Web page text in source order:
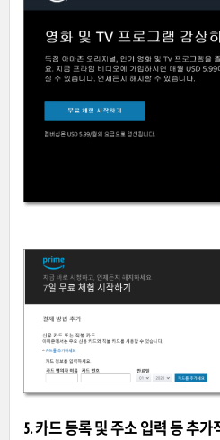
5. 카드 등록 및 주소 입력 등 추